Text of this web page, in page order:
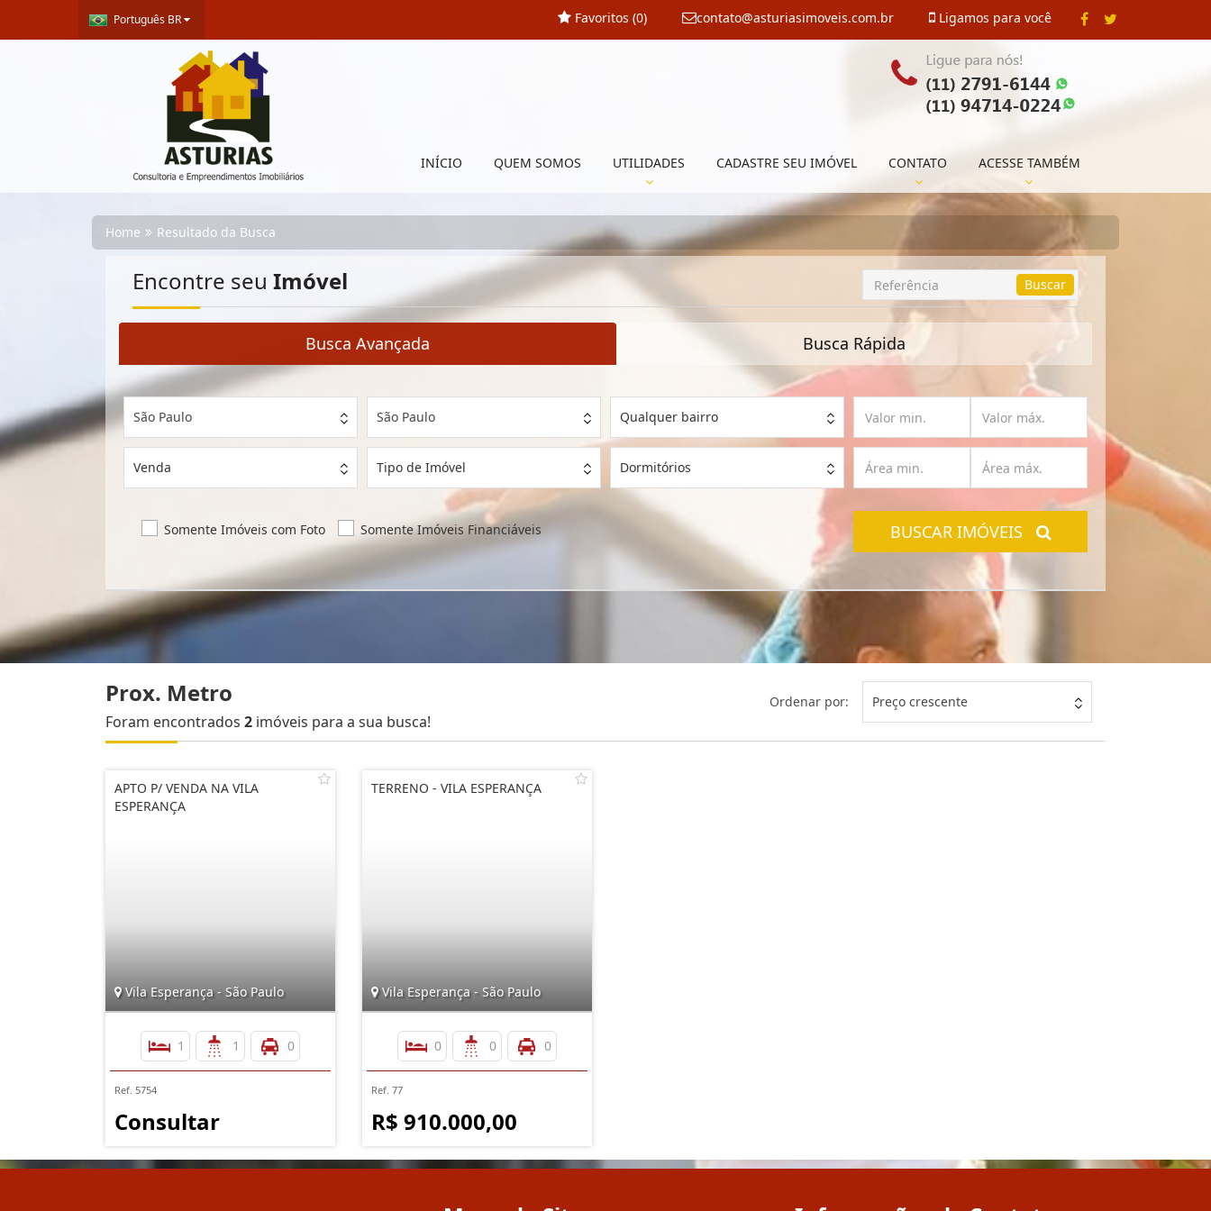
Português BR Ligamos para você
contato@asturiasimoveis.com.br
Favoritos (0)
INÍCIO QUEM SOMOS UTILIDADES CADASTRE SEU IMÓVEL CONTATO ACESSE TAMBÉM
Home Resultado da Busca
Encontre seu Imóvel
Busca
por
Referência
Buscar
Busca Avançada Busca Rápida
São Paulo São Paulo Qualquer bairro
Venda Tipo de Imóvel Dormitórios
Somente Imóveis com Foto Somente Imóveis Financiáveis BUSCAR IMÓVEIS
Prox. Metro
Foram encontrados 2 imóveis para a sua busca!
Ordenar por: Preço crescente
APTO P/ VENDA NA VILA
ESPERANÇA
Vila Esperança - São Paulo
1 1 0
Ref. 5754
Consultar
TERRENO - VILA ESPERANÇA
Vila Esperança - São Paulo
0 0 0
Ref. 77
R$ 910.000,00